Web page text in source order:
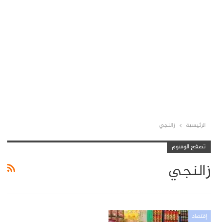
الرئيسية زالنجي
تصفح الوسوم
زالنجي
إقتصاد